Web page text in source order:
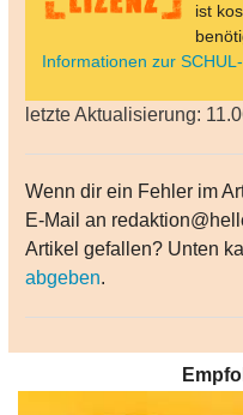
ist
Informationen zur
letzte Aktualisierung:
Wenn dir ein Fehler im
E-Mail an
Artikel gefallen? Unten
abgeben.